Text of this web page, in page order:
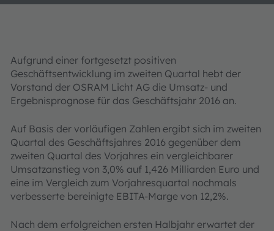
Aufgrund einer fortgesetzt positiven
Geschäftsentwicklung im zweiten Quartal hebt der
Vorstand der OSRAM Licht AG die Umsatz- und
Ergebnisprognose für das Geschäftsjahr 2016 an.
Auf Basis der vorläufigen Zahlen ergibt sich im zweiten
Quartal des Geschäftsjahres 2016 gegenüber dem
zweiten Quartal des Vorjahres ein vergleichbarer
Umsatzanstieg von 3,0% auf 1,426 Milliarden Euro und
eine im Vergleich zum Vorjahresquartal nochmals
verbesserte bereinigte EBITA-Marge von 12,2%.
Nach dem erfolgreichen ersten Halbjahr erwartet der